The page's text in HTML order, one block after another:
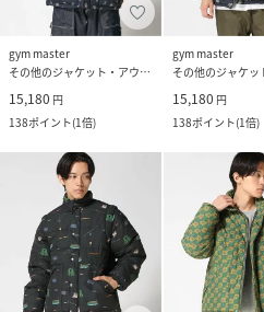
gym master
その他のジャケット・アウター
15,180 円
138ポイント(1倍)
gym master
15,180 円
138ポイント(1倍)